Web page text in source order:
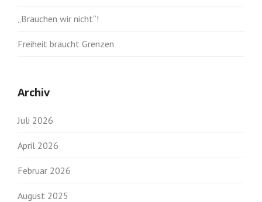
„Brauchen wir nicht“!
Freiheit braucht Grenzen
Archiv
Juli 2026
April 2026
Februar 2026
August 2025